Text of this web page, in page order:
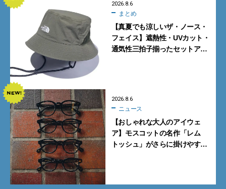
2026.8.6
まとめ
【真夏でも涼しいザ・ノース・
フェイス】遮熱性・UVカット・
通気性三拍子揃ったセットアッ
2026.8.6
ニュース
【おしゃれな大人のアイウェ
ア】モスコットの名作「レム
トッシュ」がさらに掛けやす